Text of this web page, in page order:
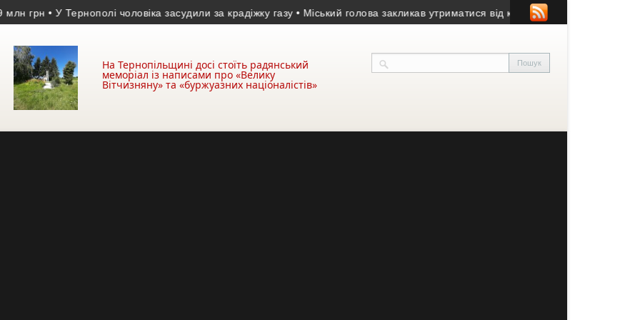
• У Тернополі чоловіка засудили за крадіжку газу • Міський голова закликав утриматися від купівлі будівлі у Чорткові (фото)
На Тернопільщині досі стоїть радянський
меморіал із написами про «Велику
Вітчизняну» та «буржуазних націоналістів»